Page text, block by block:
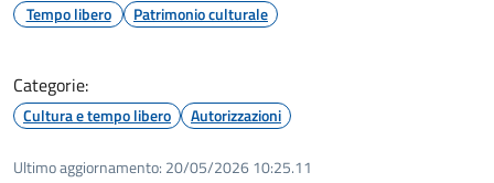
Tempo libero Patrimonio culturale
Categorie:
Cultura e tempo libero Autorizzazioni
Ultimo aggiornamento: 20/05/2026 10:25.11